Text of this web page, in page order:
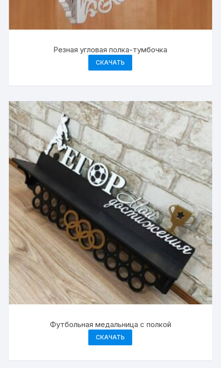
Резная угловая полка-тумбочка
СКАЧАТЬ
Футбольная медальница с полкой
СКАЧАТЬ